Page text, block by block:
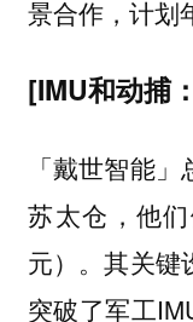
景合作，计划
[IMU和动捕
「戴世智能」
苏太仓，他
元）。其关键
突破了军工